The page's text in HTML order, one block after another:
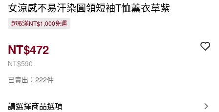
女涼感不易汗染圓領短袖T恤薰衣草紫
超取滿NT$1,000免運
NT$590
NT$472
已賣出：222件
請選擇商品選項